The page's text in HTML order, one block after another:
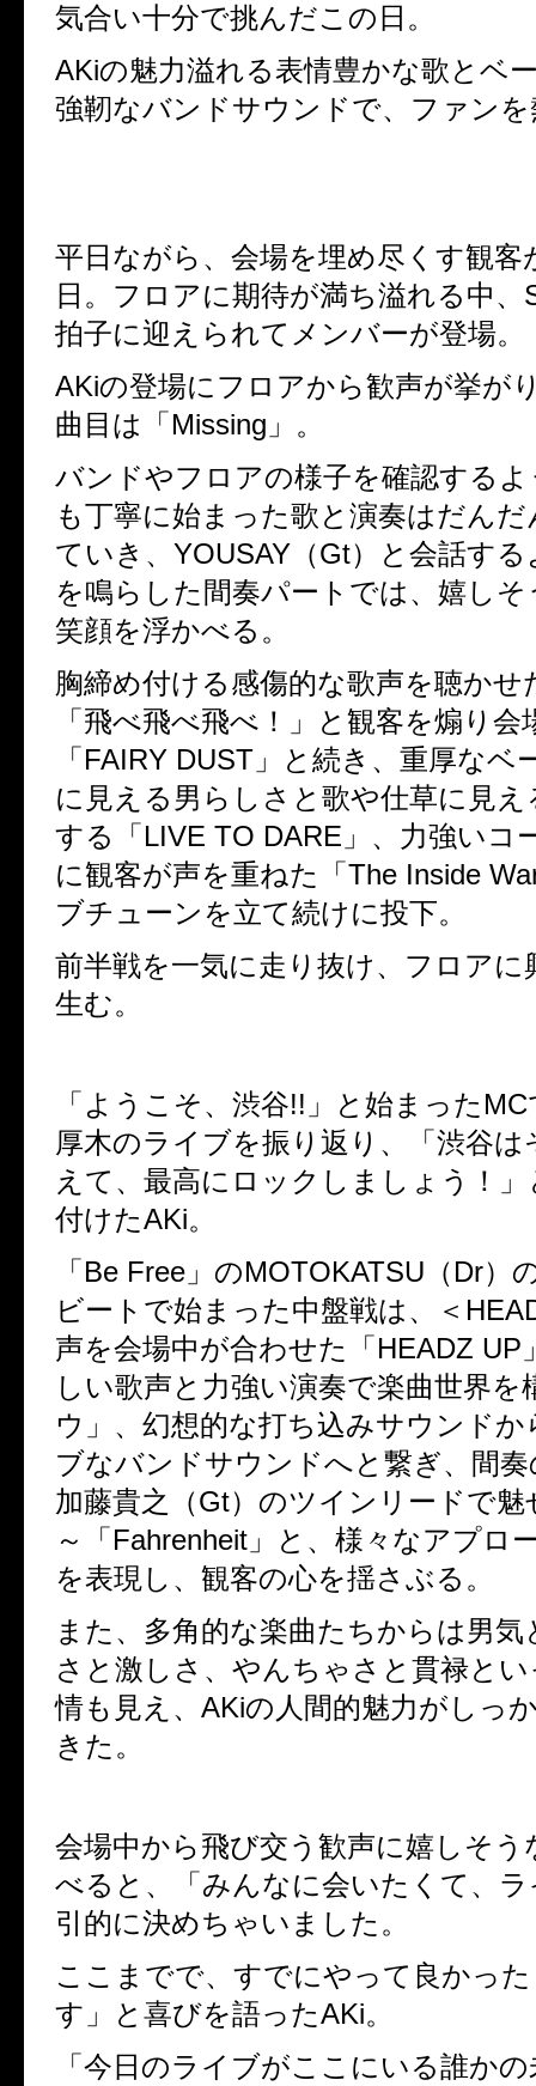
気合い十分で挑んだこの日。
AKiの魅力溢れる表情豊かな歌とベ
強靭なバンドサウンドで、ファン
平日ながら、会場を埋め尽くす観客
日。フロアに期待が満ち溢れる中、
拍子に迎えられてメンバーが登場。
AKiの登場にフロアから歓声が挙が
曲目は「 Missing 」。
バンドやフロアの様子を確認する
も丁寧に始まった歌と演奏はだん
ていき、 YOUSAY （Gt）と会話す
を鳴らした間奏パートでは、嬉し
笑顔を浮かべる。
胸締め付ける感傷的な歌声を聴かせ
「飛べ飛べ飛べ！」と観客を煽り
「 FAIRY DUST 」と続き、重厚なベ
に見える男らしさと歌や仕草に見え
する「 LIVE TO DARE 」、力強いコ
に観客が声を重ねた「 The Inside
ブチューンを立て続けに投下。
前半戦を一気に走り抜け、フロアに
生む。
「ようこそ、渋谷!! 」と始まった MC
厚木のライブを振り返り、「渋谷は
えて、最高にロックしましょう！
付けたAKi。
「 Be Free 」のMOTOKATSU （Dr）
ビートで始まった中盤戦は、＜
声を会場中が合わせた「 HEADZ UP
しい歌声と力強い演奏で楽曲世界を
ウ」、幻想的な打ち込みサウンド
ブなバンドサウンドへと繋ぎ、間奏
加藤貴之（Gt）のツインリードで魅
～「 Fahrenheit 」と、様々なアプロ
を表現し、観客の心を揺さぶる。
また、多角的な楽曲たちからは男気
さと激しさ、やんちゃさと貫禄と
情も見え、 AKiの人間的魅力がしっ
きた。
会場中から飛び交う歓声に嬉しそう
べると、「みんなに会いたくて、
引的に決めちゃいました。
ここまでで、すでにやって良かっ
す」と喜びを語ったAKi。
「今日のライブがここにいる誰か